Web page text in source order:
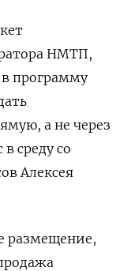
НМТП,
программу
а не через
среду со
⁠Алексея
размещение,